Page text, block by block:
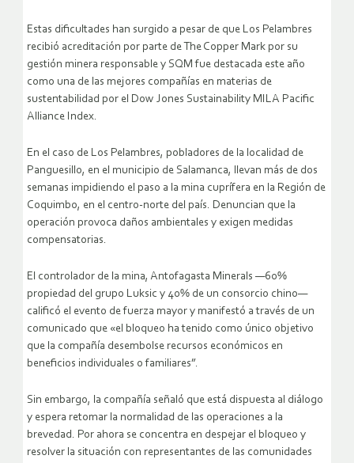
Estas dificultades han surgido a pesar de que Los Pelambres
recibió acreditación por parte de The Copper Mark por su
gestión minera responsable y SQM fue destacada este año
como una de las mejores compañías en materias de
sustentabilidad por el Dow Jones Sustainability MILA Pacific
Alliance Index.
En el caso de Los Pelambres, pobladores de la localidad de
Panguesillo, en el municipio de Salamanca, llevan más de dos
semanas impidiendo el paso a la mina cuprífera en la Región de
Coquimbo, en el centro-norte del país. Denuncian que la
operación provoca daños ambientales y exigen medidas
compensatorias.
El controlador de la mina, Antofagasta Minerals —60%
propiedad del grupo Luksic y 40% de un consorcio chino—
calificó el evento de fuerza mayor y manifestó a través de un
comunicado que «el bloqueo ha tenido como único objetivo
que la compañía desembolse recursos económicos en
beneficios individuales o familiares”.
Sin embargo, la compañía señaló que está dispuesta al diálogo
y espera retomar la normalidad de las operaciones a la
brevedad. Por ahora se concentra en despejar el bloqueo y
resolver la situación con representantes de las comunidades